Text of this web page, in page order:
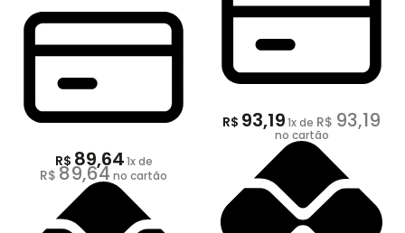
R$ 89,641x de
R$ 89,64 no cartão
R$ 93,191x de R$ 93,19
no cartão